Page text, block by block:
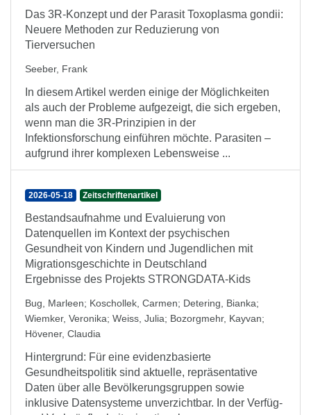
Das 3R-Konzept und der Parasit Toxoplasma gondii:
Neuere Methoden zur Reduzierung von
Tierversuchen
Seeber, Frank
In diesem Artikel werden einige der Möglichkeiten
als auch der Probleme aufgezeigt, die sich ergeben,
wenn man die 3R-Prinzipien in der
Infektionsforschung einführen möchte. Parasiten –
aufgrund ihrer komplexen Lebensweise ...
2026-05-18 Zeitschriftenartikel
Bestandsaufnahme und Evaluierung von
Datenquellen im Kontext der psychischen
Gesundheit von Kindern und Jugendlichen mit
Migrationsgeschichte in Deutschland
Ergebnisse des Projekts STRONGDATA-Kids
Bug, Marleen; Koschollek, Carmen; Detering, Bianka;
Wiemker, Veronika; Weiss, Julia; Bozorgmehr, Kayvan;
Hövener, Claudia
Hintergrund: Für eine evidenzbasierte
Gesundheitspolitik sind aktuelle, repräsentative
Daten über alle Bevölkerungsgruppen sowie
inklusive Datensysteme unverzichtbar. In der Verfüg-